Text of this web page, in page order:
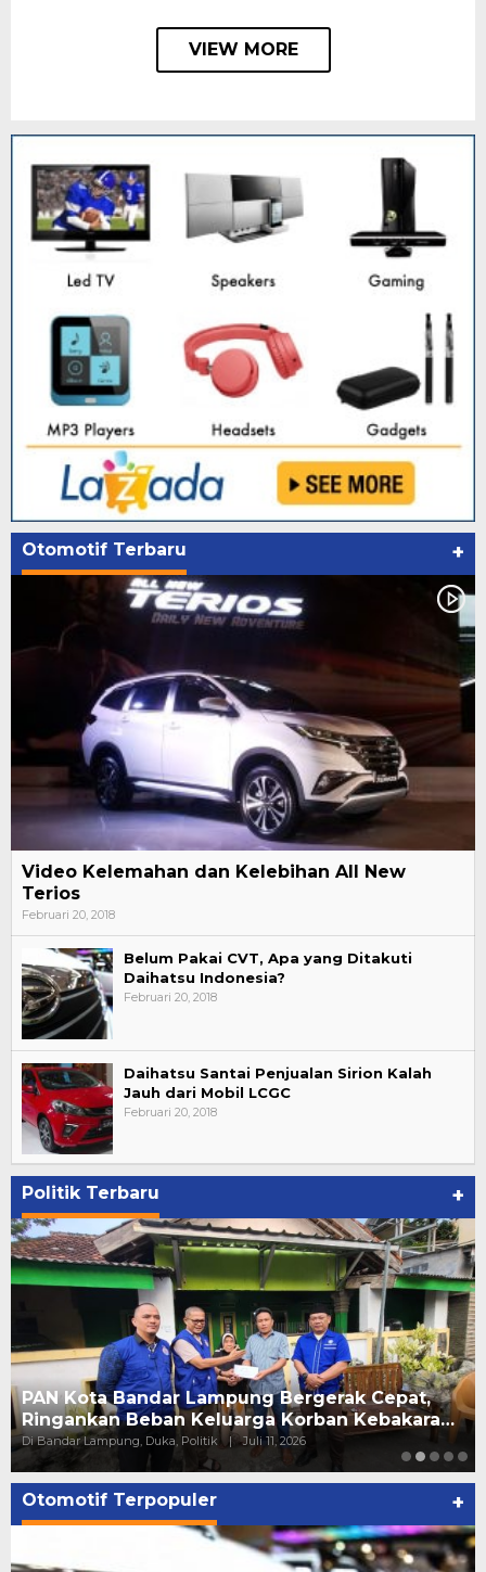
VIEW MORE
Otomotif Terbaru +
Video Kelemahan dan Kelebihan All New
Terios
Februari 20, 2018
Belum Pakai CVT, Apa yang Ditakuti
Daihatsu Indonesia?
Februari 20, 2018
Daihatsu Santai Penjualan Sirion Kalah
Jauh dari Mobil LCGC
Februari 20, 2018
Politik Terbaru +
PAN Kota Bandar Lampung Bergerak Cepat,
Ringankan Beban Keluarga Korban Kebakara…
Di Bandar Lampung, Duka, Politik | Juli 11, 2026
Otomotif Terpopuler +